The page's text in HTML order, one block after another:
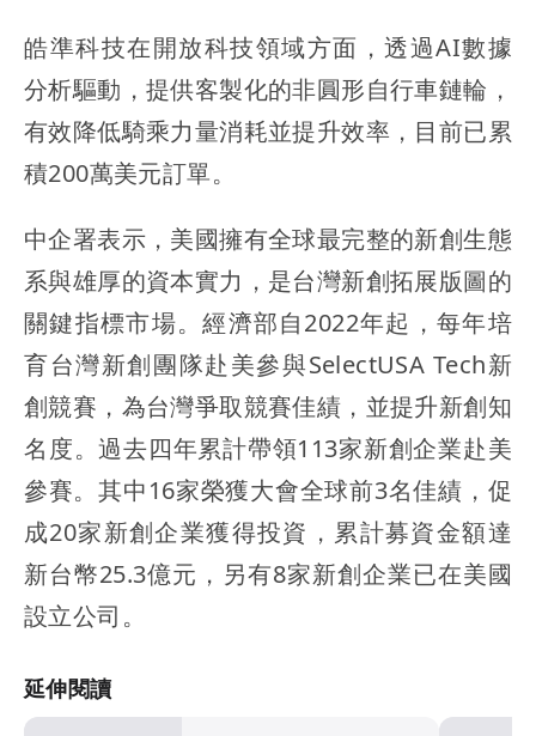
皓準科技在開放科技領域方面，透過AI數據
分析驅動，提供客製化的非圓形自行車鏈輪，
有效降低騎乘力量消耗並提升效率，目前已累
積200萬美元訂單。
中企署表示，美國擁有全球最完整的新創生態
系與雄厚的資本實力，是台灣新創拓展版圖的
關鍵指標市場。經濟部自2022年起，每年培
育台灣新創團隊赴美參與SelectUSA Tech新
創競賽，為台灣爭取競賽佳績，並提升新創知
名度。過去四年累計帶領113家新創企業赴美
參賽。其中16家榮獲大會全球前3名佳績，促
成20家新創企業獲得投資，累計募資金額達
新台幣25.3億元，另有8家新創企業已在美國
設立公司。
延伸閱讀